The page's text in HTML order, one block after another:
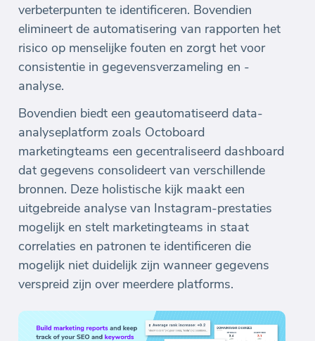
verbeterpunten te identificeren. Bovendien
elimineert de automatisering van rapporten het
risico op menselijke fouten en zorgt het voor
consistentie in gegevensverzameling en -
analyse.
Bovendien biedt een geautomatiseerd data-
analyseplatform zoals Octoboard
marketingteams een gecentraliseerd dashboard
dat gegevens consolideert van verschillende
bronnen. Deze holistische kijk maakt een
uitgebreide analyse van Instagram-prestaties
mogelijk en stelt marketingteams in staat
correlaties en patronen te identificeren die
mogelijk niet duidelijk zijn wanneer gegevens
verspreid zijn over meerdere platforms.